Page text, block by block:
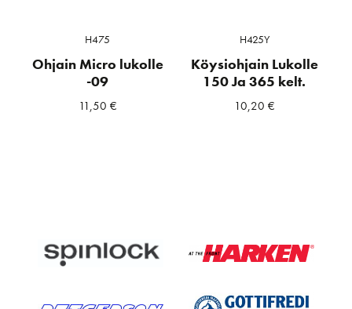
H475
Ohjain Micro lukolle
-09
11,50 €
H425Y
Köysiohjain Lukolle
150 Ja 365 kelt.
10,20 €